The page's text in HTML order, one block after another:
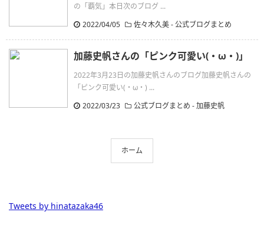
の「覇気」本日次のブログ ...
2022/04/05
佐々木久美-公式ブログまとめ
加藤史帆さんの「ピンク可愛い(・ω・)」
2022年3月23日の加藤史帆さんのブログ加藤史帆さんの
「ピンク可愛い(・ω・) ...
2022/03/23
公式ブログまとめ -加藤史帆
ホーム
Tweets by hinatazaka46